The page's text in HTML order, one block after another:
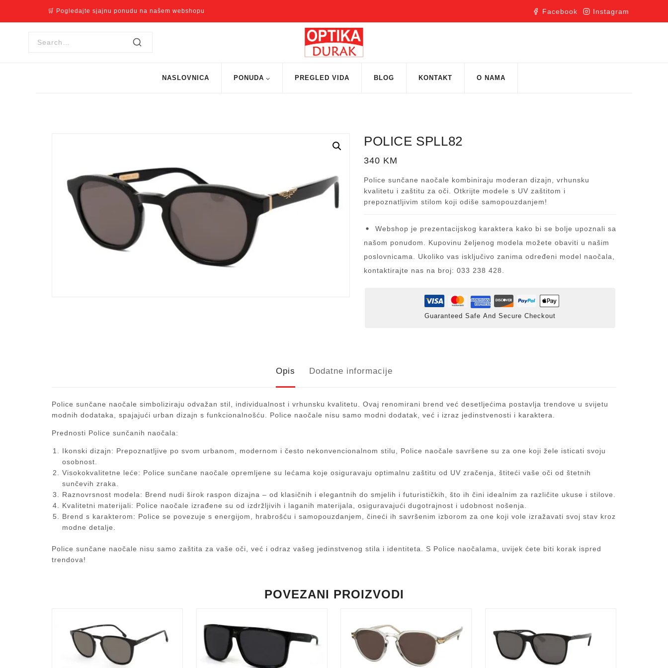
🛒 Pogledajte sjajnu ponudu na našem webshopu Facebook Instagram
NASLOVNICA PONUDA PREGLED VIDA BLOG KONTAKT O NAMA
POLICE SPLL82
340 KM
Police sunčane naočale kombiniraju moderan dizajn, vrhunsku
kvalitetu i zaštitu za oči. Otkrijte modele s UV zaštitom i
prepoznatljivim stilom koji odiše samopouzdanjem!
Webshop je prezentacijskog karaktera kako bi se bolje upoznali sa
našom ponudom. Kupovinu željenog modela možete obaviti u našim
poslovnicama. Ukoliko vas isključivo zanima određeni model naočala,
kontaktirajte nas na broj: 033 238 428.
Guaranteed Safe And Secure Checkout
Opis Dodatne informacije
Police sunčane naočale simboliziraju odvažan stil, individualnost i vrhunsku kvalitetu. Ovaj renomirani brend već desetljećima postavlja trendove u svijetu
modnih dodataka, spajajući urban dizajn s funkcionalnošću. Police naočale nisu samo modni dodatak, već i izraz jedinstvenosti i karaktera.
Prednosti Police sunčanih naočala:
Ikonski dizajn: Prepoznatljive po svom urbanom, modernom i često nekonvencionalnom stilu, Police naočale savršene su za one koji žele isticati svoju
osobnost.
Visokokvalitetne leće: Police sunčane naočale opremljene su lećama koje osiguravaju optimalnu zaštitu od UV zračenja, štiteći vaše oči od štetnih
sunčevih zraka.
Raznovrsnost modela: Brend nudi širok raspon dizajna – od klasičnih i elegantnih do smjelih i futurističkih, što ih čini idealnim za različite ukuse i stilove.
Kvalitetni materijali: Police naočale izrađene su od izdržljivih i laganih materijala, osiguravajući dugotrajnost i udobnost nošenja.
Brend s karakterom: Police se povezuje s energijom, hrabrošću i samopouzdanjem, čineći ih savršenim izborom za one koji vole izražavati svoj stav kroz
modne detalje.
Police sunčane naočale nisu samo zaštita za vaše oči, već i odraz vašeg jedinstvenog stila i identiteta. S Police naočalama, uvijek ćete biti korak ispred
trendova!
POVEZANI PROIZVODI